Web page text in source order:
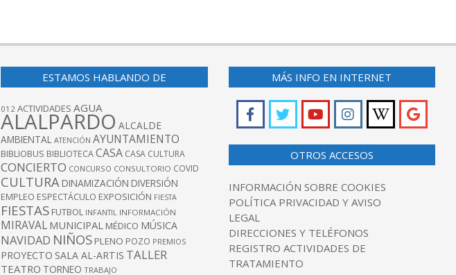
ESTAMOS HABLANDO DE
012 ACTIVIDADES AGUA
ALALPARDO ALCALDE
AMBIENTAL ATENCIÓN AYUNTAMIENTO
BIBLIOBUS BIBLIOTECACASA CASA CULTURA
CONCIERTO CONCURSO CONSULTORIO COVID
CULTURA DINAMIZACIÓN DIVERSIÓN
EMPLEO ESPECTÁCULO EXPOSICIÓN FIESTA
FIESTAS FUTBOL INFANTIL INFORMACIÓN
MIRAVAL MUNICIPAL MÉDICO MÚSICA
NAVIDAD NIÑOS PLENO POZO PREMIOS
PROYECTO SALA AL-ARTIS TALLER
TEATRO TORNEO TRABAJO
MÁS INFO EN INTERNET
OTROS ACCESOS
INFORMACIÓN SOBRE COOKIES
POLÍTICA PRIVACIDAD Y AVISO
LEGAL
DIRECCIONES Y TELÉFONOS
REGISTRO ACTIVIDADES DE
TRATAMIENTO